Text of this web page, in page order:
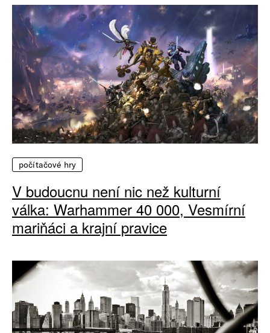
počítačové hry
V budoucnu není nic než kulturní
válka: Warhammer 40 000, Vesmírní
mariňáci a krajní pravice